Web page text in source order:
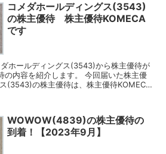
コメダホールディングス(3543)
の株主優待 株主優待KOMECA
です
ホールディングス(3543)から株主優待が
の内容を紹介します。 今回届いた株主優
(3543)の株主優待は、株主優待KOMECA
WOWOW(4839)の株主優待の
到着！【2023年9月】